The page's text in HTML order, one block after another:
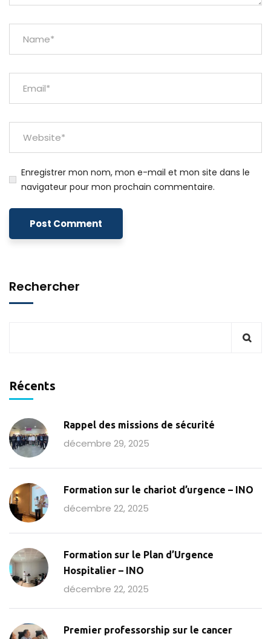
Enregistrer mon nom, mon e-mail et mon site dans le
navigateur pour mon prochain commentaire.
Rechercher
Récents
Rappel des missions de sécurité
décembre 29, 2025
Formation sur le chariot d’urgence – INO
décembre 22, 2025
Formation sur le Plan d’Urgence
Hospitalier – INO
décembre 22, 2025
Premier professorship sur le cancer